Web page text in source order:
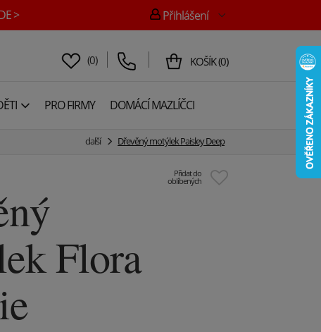
> Přihlášení
(0) KOŠÍK(0)
PRO FIRMY DOMÁCÍ MAZLÍČCI
další Dřevěný motýlek Paisley Deep
Přidat do
oblíbených
Flora